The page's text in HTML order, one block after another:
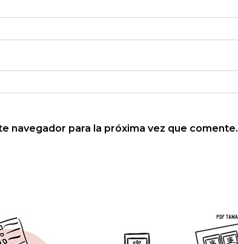
navegador para la próxima vez que comente.